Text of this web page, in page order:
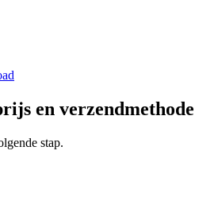
en verzendmethode
stap.